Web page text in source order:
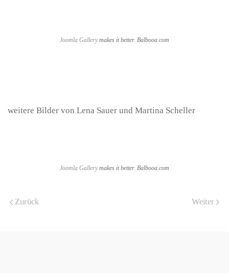
Joomla Gallerymakes it better. Balbooa.com
weitere Bilder von Lena Sauer und Martina Scheller
Joomla Gallerymakes it better. Balbooa.com
Zurück Weiter